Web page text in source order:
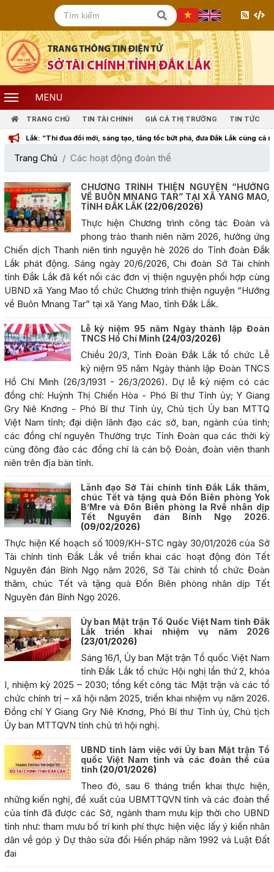
MENU
TRANG CHỦ TIN TÀI CHÍNH GIÁ CẢ THỊ TRƯỜNG TIN TỨC
“Thi đua đổi mới, sáng tạo, tăng tốc bứt phá, đưa Đắk Lắk cùng cả nước
Trang Chủ Các hoạt động đoàn thể
CHƯƠNG TRÌNH THIỆN NGUYỆN “HƯỚNG
VỀ BUÔN MNANG TAR” TẠI XÃ YANG MAO,
TỈNH ĐẮK LẮK (22/06/2026)
Thực hiện Chương trình công tác Đoàn và
phong trào thanh niên năm 2026, hưởng ứng
Chiến dịch Thanh niên tình nguyện hè 2026 do Tỉnh đoàn Đắk
Lắk phát động. Sáng ngày 20/6/2026, Chi đoàn Sở Tài chính
tỉnh Đắk Lắk đã kết nối các đơn vị thiện nguyện phối hợp cùng
UBND xã Yang Mao tổ chức Chương trình thiện nguyện “Hướng
về Buôn Mnang Tar” tại xã Yang Mao, tỉnh Đắk Lắk.
Lễ kỷ niệm 95 năm Ngày thành lập Đoàn
TNCS Hồ Chí Minh (24/03/2026)
Chiều 20/3, Tỉnh Đoàn Đắk Lắk tổ chức Lễ
kỷ niệm 95 năm Ngày thành lập Đoàn TNCS
Hồ Chí Minh (26/3/1931 - 26/3/2026). Dự lễ kỷ niệm có các
đồng chí: Huỳnh Thị Chiến Hòa - Phó Bí thư Tỉnh ủy; Y Giang
Gry Niê Knơng - Phó Bí thư Tỉnh ủy, Chủ tịch Ủy ban MTTQ
Việt Nam tỉnh; đại diện lãnh đạo các sở, ban, ngành của tỉnh;
các đồng chí nguyên Thường trực Tỉnh Đoàn qua các thời kỳ
cùng đông đảo các đồng chí là cán bộ Đoàn, đoàn viên thanh
niên trên địa bàn tỉnh.
Lãnh đạo Sở Tài chính tỉnh Đắk Lắk thăm,
chúc Tết và tặng quà Đồn Biên phòng Yok
B’Mre và Đôn Biên phòng Ia Rvê nhân dịp
Tết Nguyên đán Bính Ngọ 2026.
(09/02/2026)
Thực hiện Kế hoạch số 1009/KH-STC ngày 30/01/2026 của Sở
Tài chính tỉnh Đắk Lắk về triển khai các hoạt động đón Tết
Nguyên đán Bính Ngọ năm 2026, Sở Tài chính tổ chức Đoàn
thăm, chúc Tết và tặng quà Đồn Biên phòng nhân dịp Tết
Nguyên đán Bính Ngọ 2026.
Ủy ban Mặt trận Tổ Quốc Việt Nam tỉnh Đắk
Lắk triển khai nhiệm vụ năm 2026
(23/01/2026)
Sáng 16/1, Ủy ban Mặt trận Tổ quốc Việt Nam
tỉnh Đắk Lắk tổ chức Hội nghị lần thứ 2, khóa
I, nhiệm kỳ 2025 – 2030; tổng kết công tác Mặt trận và các tổ
chức chính trị – xã hội năm 2025, triển khai nhiệm vụ năm 2026.
Đồng chí Y Giang Gry Niê Knơng, Phó Bí thư Tỉnh ủy, Chủ tịch
Ủy ban MTTQVN tỉnh chủ trì hội nghị.
UBND tỉnh làm việc với Ủy ban Mặt trận Tổ
quốc Việt Nam tỉnh và các đoàn thể của
tỉnh (20/01/2026)
Theo đó, sau 6 tháng triển khai thực hiện,
những kiến nghị, đề xuất của UBMTTQVN tỉnh và các đoàn thể
của tỉnh đã được các Sở, ngành tham mưu kịp thời cho UBND
tỉnh như: tham mưu bố trí kinh phí thực hiện việc lấy ý kiến nhân
dân về góp ý Dự thảo sửa đổi Hiến pháp năm 1992 và Luật Đất
đai